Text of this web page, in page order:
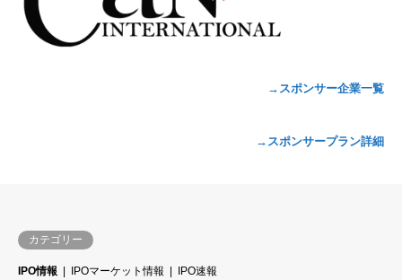
→スポンサー企業一覧
→スポンサープラン詳細
カテゴリー
IPO情報 IPOマーケット情報
IPO速報